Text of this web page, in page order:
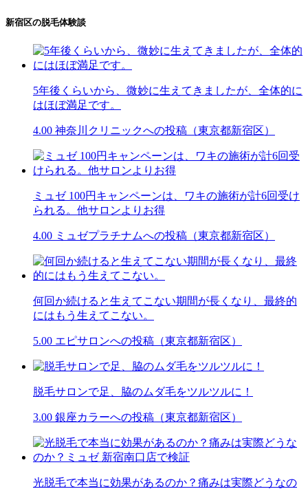
新宿区の脱毛体験談
5年後くらいから、微妙に生えてきましたが、全体的に
はほぼ満足です。
4.00 神奈川クリニックへの投稿（東京都新宿区）
ミュゼ 100円キャンペーンは、ワキの施術が計6回受け
られる。他サロンよりお得
4.00 ミュゼプラチナムへの投稿（東京都新宿区）
何回か続けると生えてこない期間が長くなり、最終的
にはもう生えてこない。
5.00 エピサロンへの投稿（東京都新宿区）
脱毛サロンで足、脇のムダ毛をツルツルに！
3.00 銀座カラーへの投稿（東京都新宿区）
光脱毛で本当に効果があるのか？痛みは実際どうなの